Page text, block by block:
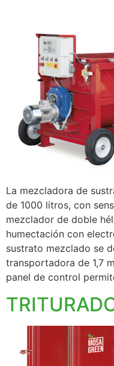
La mezcladora de
de 1000 litros, con
mezclador de doble
humectación con
sustrato mezclado se
transportadora de 1,7
panel de control